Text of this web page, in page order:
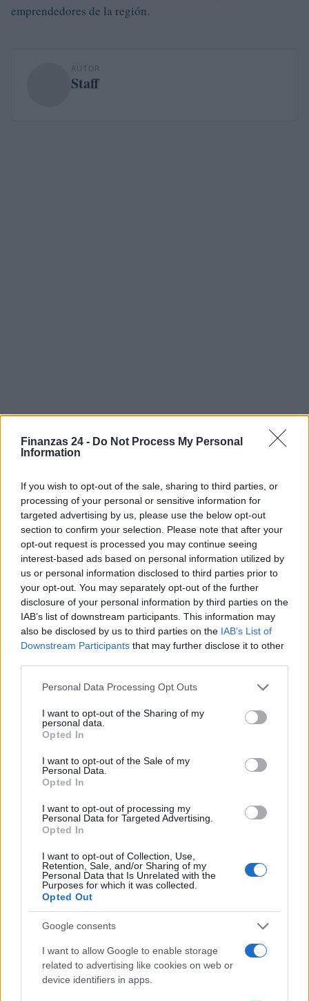
Finanzas 24 - Do Not Process My Personal
Information
If you wish to opt-out of the sale, sharing to third parties, or
processing of your personal or sensitive information for
targeted advertising by us, please use the below opt-out
section to confirm your selection. Please note that after your
opt-out request is processed you may continue seeing
interest-based ads based on personal information utilized by
us or personal information disclosed to third parties prior to
your opt-out. You may separately opt-out of the further
disclosure of your personal information by third parties on the
IAB’s list of downstream participants. This information may
also be disclosed by us to third parties on the IAB’s List of
Downstream Participants that may further disclose it to other
Please note that this website/app uses one or more Google
not limited to your visit or usage behaviour. You may click to
grant or deny consent to Google and its third-party tags to
use your data for below specified purposes in below Google
consent section.
Personal Data Processing Opt Outs
I want to opt-out of the Sharing of my
personal data.
Opted In
I want to opt-out of the Sale of my
Personal Data.
Opted In
I want to opt-out of processing my
Personal Data for Targeted Advertising.
Opted In
I want to opt-out of Collection, Use,
Retention, Sale, and/or Sharing of my
Personal Data that Is Unrelated with the
Purposes for which it was collected.
Opted Out
Google consents
I want to allow Google to enable storage
related to advertising like cookies on web or
device identifiers in apps.
emprendedores de la región.
AUTOR
Staff
Sigue leyendo
Edgar Gilberto Fabris Contreras capturado por fraude de 621
mil dólares en inversiones digitales
CRIPTOMONEDAS
Criptomonedas en 2026: análisis de su evolución y perspectivas
futuras
Diego Martín · 7 Ago 2026
FINANZAS